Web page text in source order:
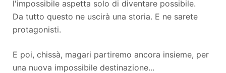
l'impossibile aspetta solo di diventare possibile.
Da tutto questo ne uscirà una storia. E ne sarete
protagonisti.
E poi, chissà, magari partiremo ancora insieme, per
una nuova impossibile destinazione...